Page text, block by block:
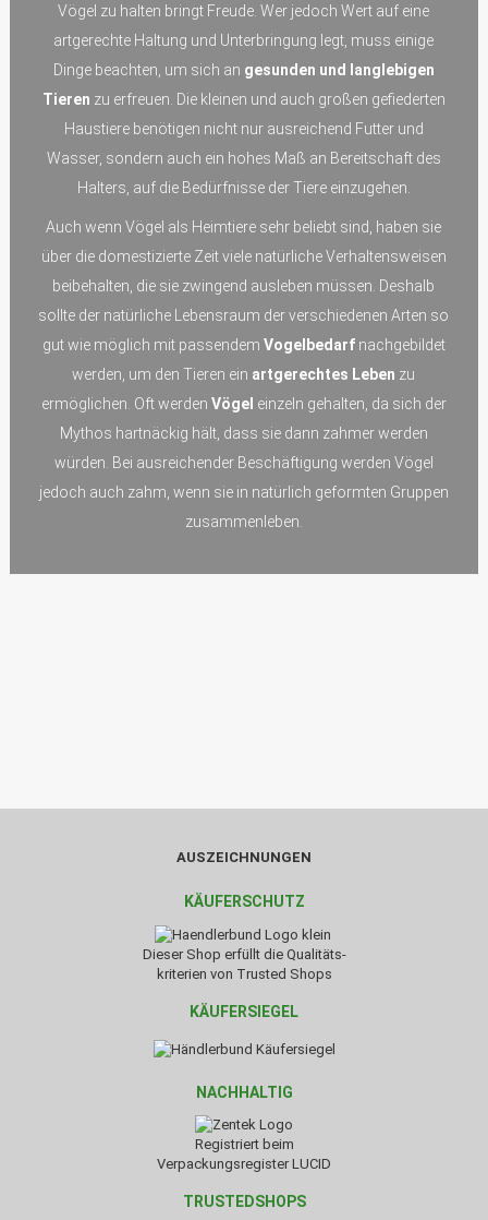
Vögel zu halten bringt Freude. Wer jedoch Wert auf eine
artgerechte Haltung und Unterbringung legt, muss einige
Dinge beachten, um sich an gesunden und langlebigen
Tieren zu erfreuen. Die kleinen und auch großen gefiederten
Haustiere benötigen nicht nur ausreichend Futter und
Wasser, sondern auch ein hohes Maß an Bereitschaft des
Halters, auf die Bedürfnisse der Tiere einzugehen.
Auch wenn Vögel als Heimtiere sehr beliebt sind, haben sie
über die domestizierte Zeit viele natürliche Verhaltensweisen
beibehalten, die sie zwingend ausleben müssen. Deshalb
sollte der natürliche Lebensraum der verschiedenen Arten so
gut wie möglich mit passendem Vogelbedarfnachgebildet
werden, um den Tieren ein artgerechtes Leben zu
ermöglichen. Oft werden Vögel einzeln gehalten, da sich der
Mythos hartnäckig hält, dass sie dann zahmer werden
würden. Bei ausreichender Beschäftigung werden Vögel
jedoch auch zahm, wenn sie in natürlich geformten Gruppen
zusammenleben.
AUSZEICHNUNGEN
KÄUFERSCHUTZ
Dieser Shop erfüllt die Qualitäts-
kriterien von Trusted Shops
KÄUFERSIEGEL
NACHHALTIG
Registriert beim
Verpackungsregister LUCID
TRUSTEDSHOPS